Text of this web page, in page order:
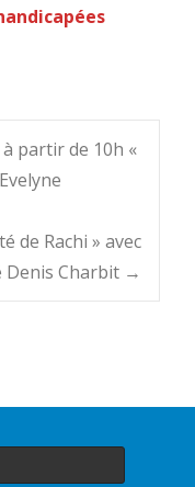
partir de 10h «
de Rachi » avec
Charbit →